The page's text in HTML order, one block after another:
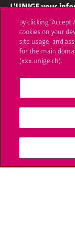
L'UNIGE vous
UNIGE Mobile
Médias
Calendrier
By clicking
cookies on your
site usage, and
for the main
(xxx.unige.ch).